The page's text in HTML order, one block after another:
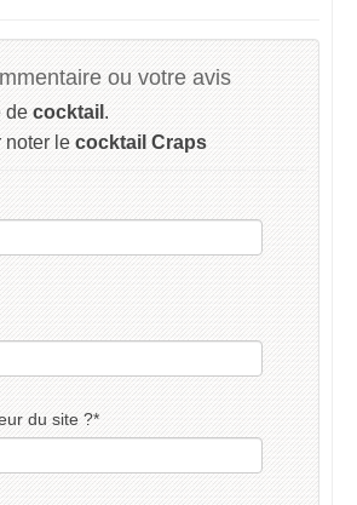
ou votre avis
de cocktail .
noter le cocktail Craps
du site ?*